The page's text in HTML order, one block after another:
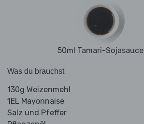
50ml Tamari-Sojasauce
Was du brauchst
130g Weizenmehl
1EL Mayonnaise
Salz und Pfeffer